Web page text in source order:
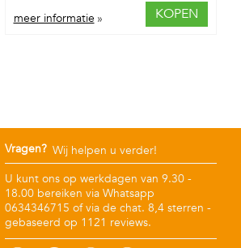
meer informatie » KOPEN
Vragen? Wij helpen u verder!
U kunt ons op werkdagen van 9.30 -
18.00 bereiken via Whatsapp
0634346715 of via de chat. 8,4 sterren -
gebaseerd op 1121 reviews.